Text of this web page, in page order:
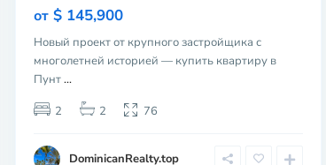
от$ 145,900
Новый проект от крупного застройщика с
многолетней историей — купить квартиру в
Пунт...
2
2 76
DominicanRealty.top